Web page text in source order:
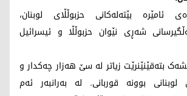
ئامێرە بێتەلەکانی حزبوڵڵای لوبنان،
شەڕی نێوان حزبوڵڵا و ئیسرائیل
بتەقێنێنرێت زیاتر لە سێ هەزار چەکدار و
لوبنانی بوونە قوربانی. لە بەرانبەر ئەم